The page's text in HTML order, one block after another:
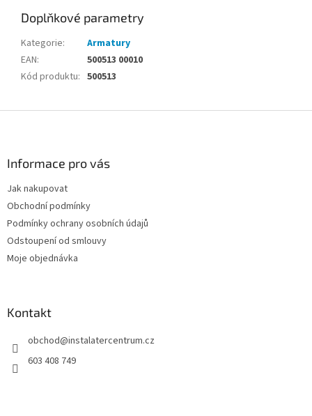
Doplňkové parametry
Kategorie:
Armatury
EAN:
500513 00010
Kód produktu: 500513
Informace pro vás
Jak nakupovat
Obchodní podmínky
Podmínky ochrany osobních údajů
Odstoupení od smlouvy
Moje objednávka
Kontakt
obchod@instalatercentrum.cz
603 408 749